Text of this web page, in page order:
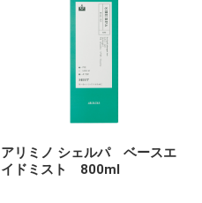
アリミノ シェルパ ベースエ
イドミスト 800ml